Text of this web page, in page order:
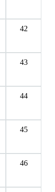
42
43
44
45
46